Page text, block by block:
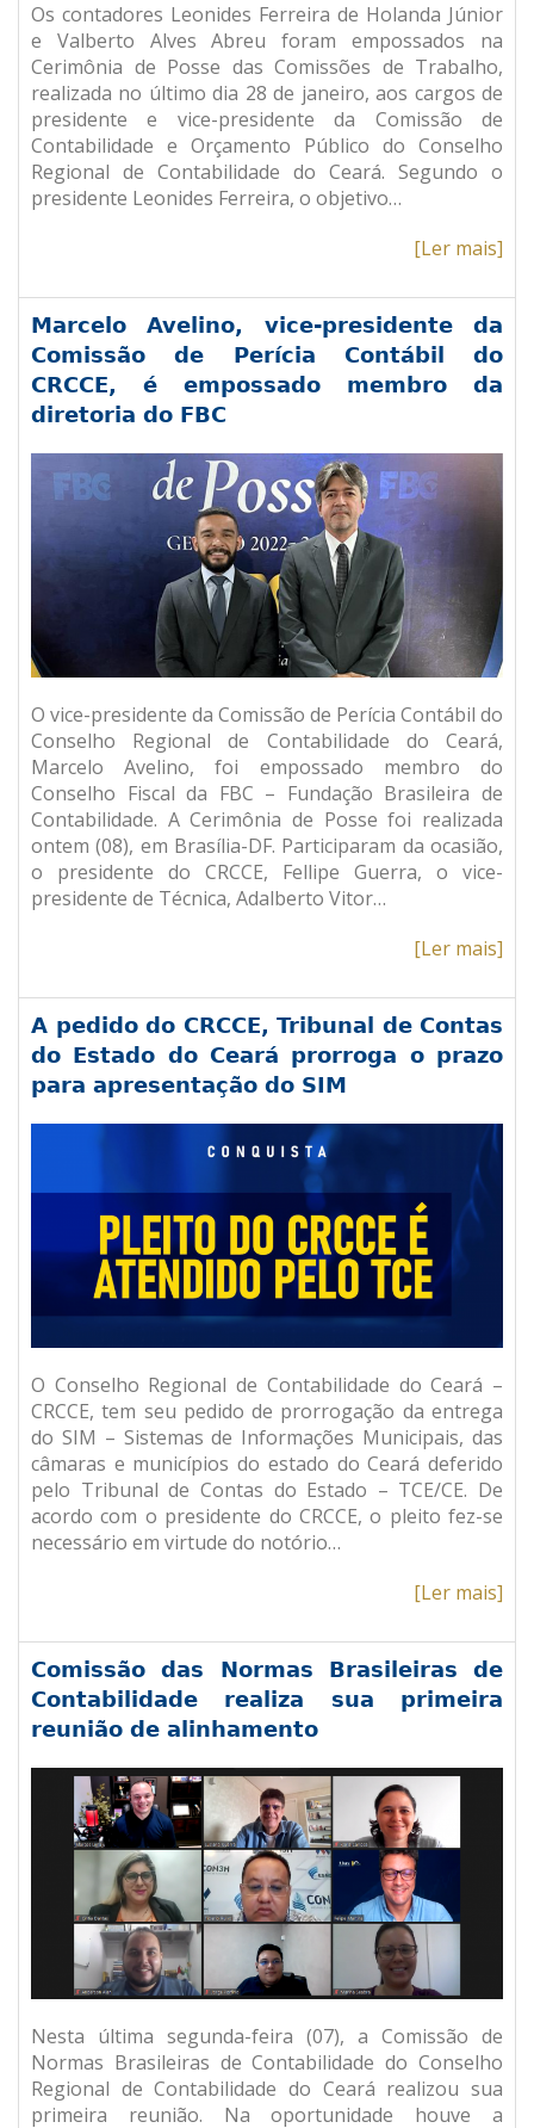
Os contadores Leonides Ferreira de Holanda Júnior
e Valberto Alves Abreu foram empossados na
Cerimônia de Posse das Comissões de Trabalho,
realizada no último dia 28 de janeiro, aos cargos de
presidente e vice-presidente da Comissão de
Contabilidade e Orçamento Público do Conselho
Regional de Contabilidade do Ceará. Segundo o
presidente Leonides Ferreira, o objetivo…
[Ler mais]
Marcelo Avelino, vice-presidente da
Comissão de Perícia Contábil do
CRCCE, é empossado membro da
diretoria do FBC
O vice-presidente da Comissão de Perícia Contábil do
Conselho Regional de Contabilidade do Ceará,
Marcelo Avelino, foi empossado membro do
Conselho Fiscal da FBC – Fundação Brasileira de
Contabilidade. A Cerimônia de Posse foi realizada
ontem (08), em Brasília-DF. Participaram da ocasião,
o presidente do CRCCE, Fellipe Guerra, o vice-
presidente de Técnica, Adalberto Vitor…
[Ler mais]
A pedido do CRCCE, Tribunal de Contas
do Estado do Ceará prorroga o prazo
para apresentação do SIM
O Conselho Regional de Contabilidade do Ceará –
CRCCE, tem seu pedido de prorrogação da entrega
do SIM – Sistemas de Informações Municipais, das
câmaras e municípios do estado do Ceará deferido
pelo Tribunal de Contas do Estado – TCE/CE. De
acordo com o presidente do CRCCE, o pleito fez-se
necessário em virtude do notório…
[Ler mais]
Comissão das Normas Brasileiras de
Contabilidade realiza sua primeira
reunião de alinhamento
Nesta última segunda-feira (07), a Comissão de
Normas Brasileiras de Contabilidade do Conselho
Regional de Contabilidade do Ceará realizou sua
primeira reunião. Na oportunidade houve a